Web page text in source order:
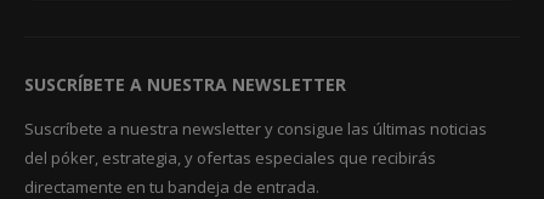
SUSCRÍBETE A NUESTRA NEWSLETTER
Suscríbete a nuestra newsletter y consigue las últimas noticias
del póker, estrategia, y ofertas especiales que recibirás
directamente en tu bandeja de entrada.